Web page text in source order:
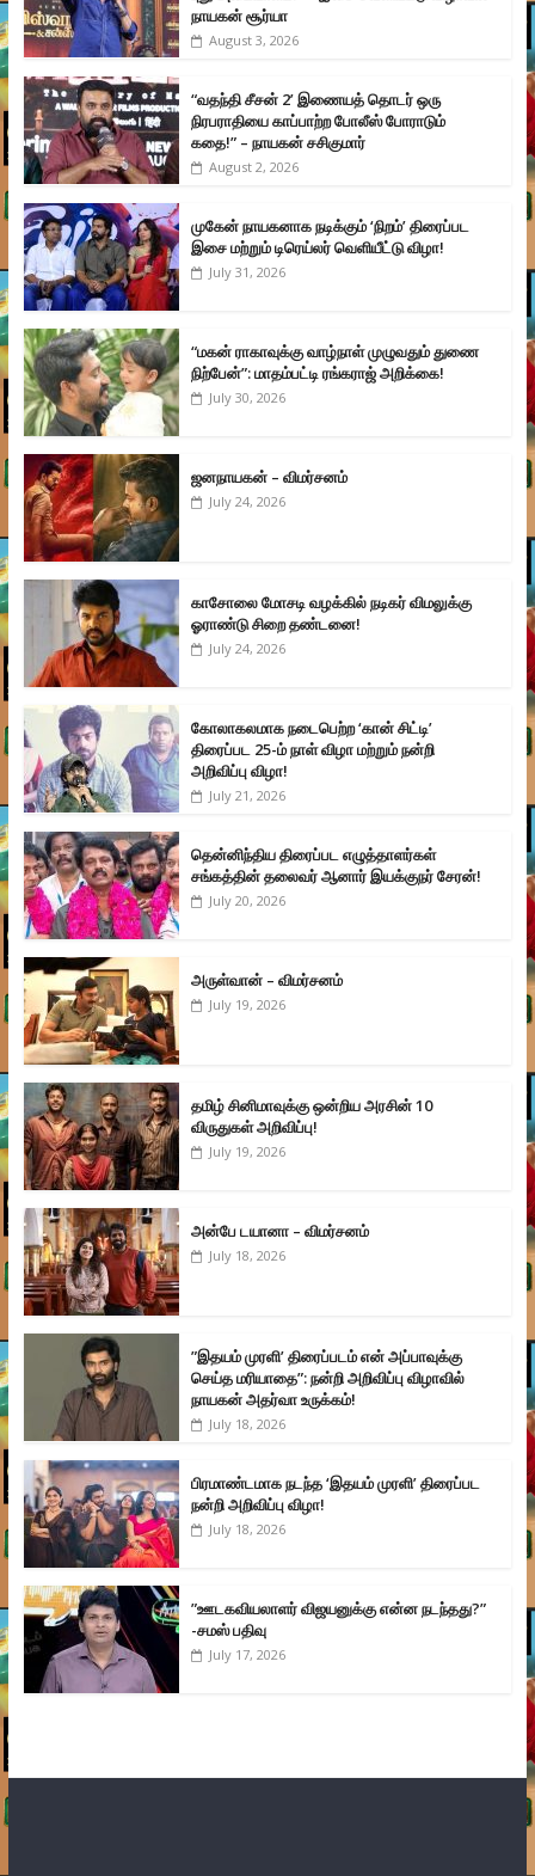
நாயகன் சூர்யா
August 3, 2026
“வதந்தி சீசன் 2’ இணையத் தொடர் ஒரு
நிரபராதியை காப்பாற்ற போலீஸ் போராடும்
கதை!” – நாயகன் சசிகுமார்
August 2, 2026
முகேன் நாயகனாக நடிக்கும் ‘நிறம்’ திரைப்பட
இசை மற்றும் டிரெய்லர் வெளியீட்டு விழா!
July 31, 2026
“மகன் ராகாவுக்கு வாழ்நாள் முழுவதும் துணை
நிற்பேன்”: மாதம்பட்டி ரங்கராஜ் அறிக்கை!
July 30, 2026
ஜனநாயகன் – விமர்சனம்
July 24, 2026
காசோலை மோசடி வழக்கில் நடிகர் விமலுக்கு
ஓராண்டு சிறை தண்டனை!
July 24, 2026
கோலாகலமாக நடைபெற்ற ‘கான் சிட்டி’
திரைப்பட 25-ம் நாள் விழா மற்றும் நன்றி
அறிவிப்பு விழா!
July 21, 2026
தென்னிந்திய திரைப்பட எழுத்தாளர்கள்
சங்கத்தின் தலைவர் ஆனார் இயக்குநர் சேரன்!
July 20, 2026
அருள்வான் – விமர்சனம்
July 19, 2026
தமிழ் சினிமாவுக்கு ஒன்றிய அரசின் 10
விருதுகள் அறிவிப்பு!
July 19, 2026
அன்பே டயானா – விமர்சனம்
July 18, 2026
”இதயம் முரளி’ திரைப்படம் என் அப்பாவுக்கு
செய்த மரியாதை”: நன்றி அறிவிப்பு விழாவில்
நாயகன் அதர்வா உருக்கம்!
July 18, 2026
பிரமாண்டமாக நடந்த ‘இதயம் முரளி’ திரைப்பட
நன்றி அறிவிப்பு விழா!
July 18, 2026
”ஊடகவியலாளர் விஜயனுக்கு என்ன நடந்தது?”
-சமஸ் பதிவு
July 17, 2026